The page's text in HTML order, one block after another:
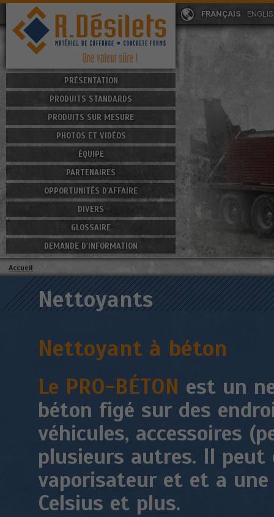
PRÉSENTATION
PRODUITS STANDARDS
PRODUITS SUR MESURE
PHOTOS ET VIDÉOS
ÉQUIPE
PARTENAIRES
OPPORTUNITÉS D'AFFAIRE
DIVERS
GLOSSAIRE
DEMANDE D'INFORMATION
FRANÇAIS
Accueil
Nettoyants
Nettoyant à béton
Le PRO-BÉTON est un
béton figé sur des
véhicules, accessoires
plusieurs autres. Il
vaporisateur et et a
Celsius et plus.